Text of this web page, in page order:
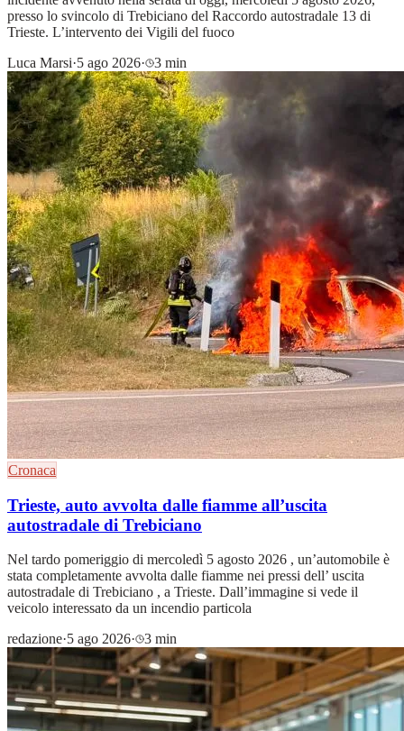
presso lo svincolo di Trebiciano del Raccordo autostradale 13 di
Trieste. L’intervento dei Vigili del fuoco
Luca Marsi·5 ago 2026· 3 min
Cronaca
Trieste, auto avvolta dalle fiamme all’uscita
autostradale di Trebiciano
Nel tardo pomeriggio di mercoledì 5 agosto 2026 , un’automobile è
stata completamente avvolta dalle fiamme nei pressi dell’ uscita
autostradale di Trebiciano , a Trieste. Dall’immagine si vede il
veicolo interessato da un incendio particola
redazione·5 ago 2026· 3 min